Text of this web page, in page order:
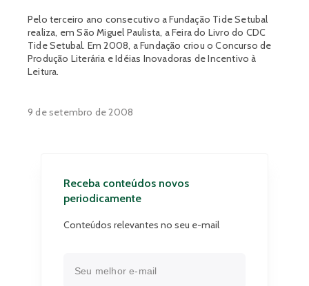
Pelo terceiro ano consecutivo a Fundação Tide Setubal
realiza, em São Miguel Paulista, a Feira do Livro do CDC
Tide Setubal. Em 2008, a Fundação criou o Concurso de
Produção Literária e Idéias Inovadoras de Incentivo à
Leitura.
9 de setembro de 2008
Receba conteúdos novos
periodicamente
Conteúdos relevantes no seu e-mail